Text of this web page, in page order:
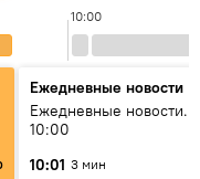
10:00
Ежедневные новости
Ежедневные новости.
10:00
10:01 3 мин